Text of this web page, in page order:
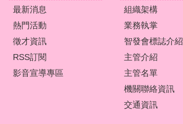
最新消息
熱門活動
徵才資訊
RSS訂閱
影音宣導專區
組織架構
業務執掌
智發會標誌介紹
主管介紹
主管名單
機關聯絡資訊
交通資訊